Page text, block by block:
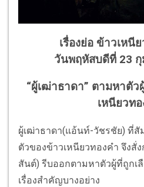
เรื่องย่อ ข้าวเหนี
วันพฤหัสบดีที่ 23
“ผู้เฒ่าธาดา” ตามหาตัว
เหนียวทอ
ผู้เฒ่าธาดา(แอ้นท์-วัชรชัย) ที่สั
ตัวของข้าวเหนียวทองคำ จึงสั่
สันต์) รีบออกตามหาตัวผู้ที่ถูกเ
เรื่องสำคัญบางอย่าง